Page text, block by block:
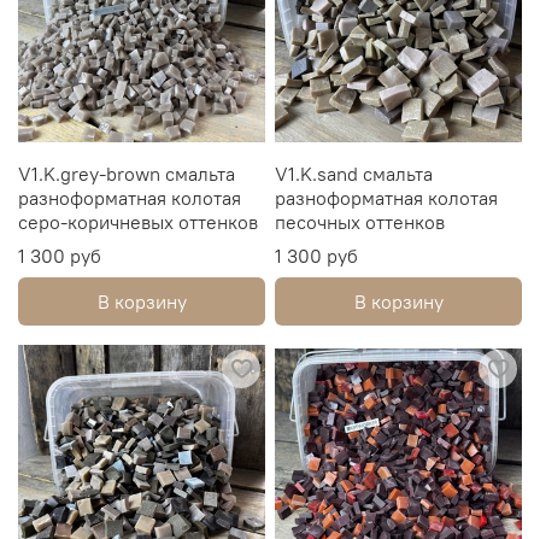
V1.K.grey-brown смальта
разноформатная колотая
серо-коричневых оттенков
1 300 руб
В корзину
V1.K.sand смальта
разноформатная колотая
песочных оттенков
1 300 руб
В корзину